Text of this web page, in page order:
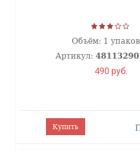
СОВЕТЫ ПО НАНЕСЕНИЮ
вокруг глаз, уголки глаз),
Объём: 1
Артикул:
490 руб.
Купить